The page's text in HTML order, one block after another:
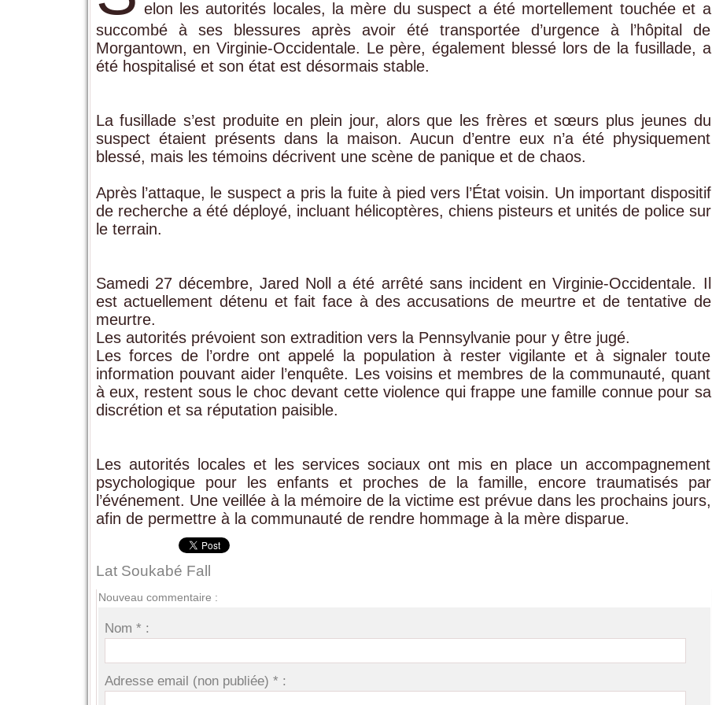
elon les autorités locales, la mère du suspect a été mortellement touchée et a
succombé à ses blessures après avoir été transportée d’urgence à l’hôpital de
Morgantown, en Virginie‑Occidentale. Le père, également blessé lors de la fusillade, a
été hospitalisé et son état est désormais stable.
La fusillade s’est produite en plein jour, alors que les frères et sœurs plus jeunes du
suspect étaient présents dans la maison. Aucun d’entre eux n’a été physiquement
blessé, mais les témoins décrivent une scène de panique et de chaos.
Après l’attaque, le suspect a pris la fuite à pied vers l’État voisin. Un important dispositif
de recherche a été déployé, incluant hélicoptères, chiens pisteurs et unités de police sur
le terrain.
Samedi 27 décembre, Jared Noll a été arrêté sans incident en Virginie‑Occidentale. Il
est actuellement détenu et fait face à des accusations de meurtre et de tentative de
meurtre.
Les autorités prévoient son extradition vers la Pennsylvanie pour y être jugé.
Les forces de l’ordre ont appelé la population à rester vigilante et à signaler toute
information pouvant aider l’enquête. Les voisins et membres de la communauté, quant
à eux, restent sous le choc devant cette violence qui frappe une famille connue pour sa
discrétion et sa réputation paisible.
Les autorités locales et les services sociaux ont mis en place un accompagnement
psychologique pour les enfants et proches de la famille, encore traumatisés par
l’événement. Une veillée à la mémoire de la victime est prévue dans les prochains jours,
afin de permettre à la communauté de rendre hommage à la mère disparue.
Lat Soukabé Fall
Nouveau commentaire :
Nom * :
Adresse email (non publiée) * :